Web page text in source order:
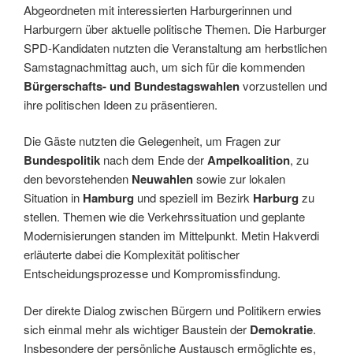
Abgeordneten mit interessierten Harburgerinnen und
Harburgern über aktuelle politische Themen. Die Harburger
SPD-Kandidaten nutzten die Veranstaltung am herbstlichen
Samstagnachmittag auch, um sich für die kommenden
Bürgerschafts- und Bundestagswahlenvorzustellen und
ihre politischen Ideen zu präsentieren.
Die Gäste nutzten die Gelegenheit, um Fragen zur
Bundespolitik nach dem Ende derAmpelkoalition, zu
den bevorstehenden Neuwahlensowie zur lokalen
Situation in Hamburg und speziell im Bezirk Harburg zu
stellen. Themen wie die Verkehrssituation und geplante
Modernisierungen standen im Mittelpunkt. Metin Hakverdi
erläuterte dabei die Komplexität politischer
Entscheidungsprozesse und Kompromissfindung.
Der direkte Dialog zwischen Bürgern und Politikern erwies
sich einmal mehr als wichtiger Baustein der Demokratie.
Insbesondere der persönliche Austausch ermöglichte es,